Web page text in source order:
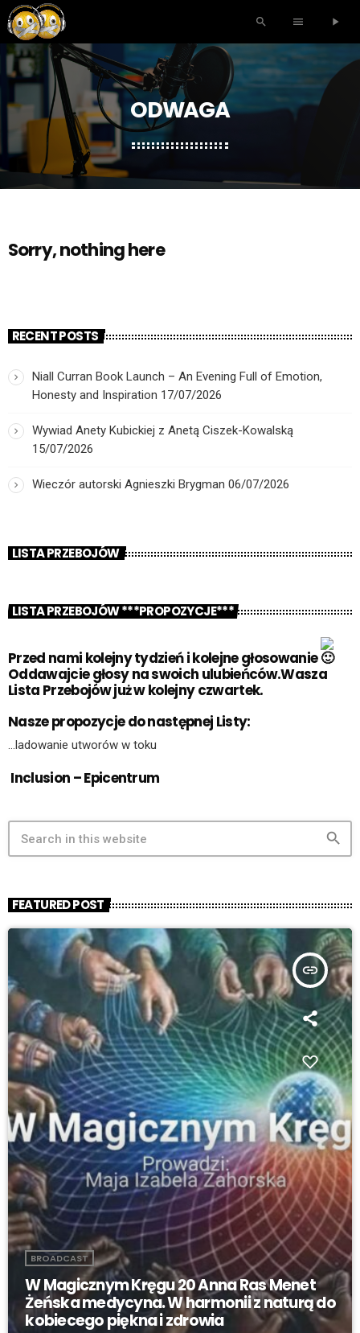
search menu play_arrow
ODWAGA
Sorry, nothing here
RECENT POSTS
Niall Curran Book Launch – An Evening Full of Emotion,
Honesty and Inspiration 17/07/2026
Wywiad Anety Kubickiej z Anetą Ciszek-Kowalską
15/07/2026
Wieczór autorski Agnieszki Brygman 06/07/2026
LISTA PRZEBOJÓW
LISTA PRZEBOJÓW ***PROPOZYCJE***
Przed nami kolejny tydzień i kolejne głosowanie
Oddawajcie głosy na swoich ulubieńców.Wasza
Lista Przebojów już w kolejny czwartek.
Nasze propozycje do następnej Listy:
…ladowanie utworów w toku
Inclusion – Epicentrum
search
FEATURED POST
insert_link
BROADCAST
W Magicznym Kręgu 20 Anna Ras Menet
Żeńska medycyna. W harmonii z naturą do
kobiecego piękna i zdrowia